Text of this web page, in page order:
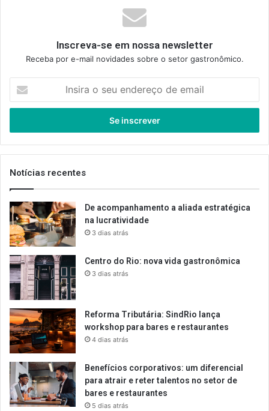
Inscreva-se em nossa newsletter
Receba por e-mail novidades sobre o setor gastronômico.
seu
de
email
Notícias recentes
De acompanhamento a aliada estratégica
na lucratividade
3 dias atrás
Centro do Rio: nova vida gastronômica
3 dias atrás
Reforma Tributária: SindRio lança
workshop para bares e restaurantes
4 dias atrás
Benefícios corporativos: um diferencial
para atrair e reter talentos no setor de
bares e restaurantes
5 dias atrás